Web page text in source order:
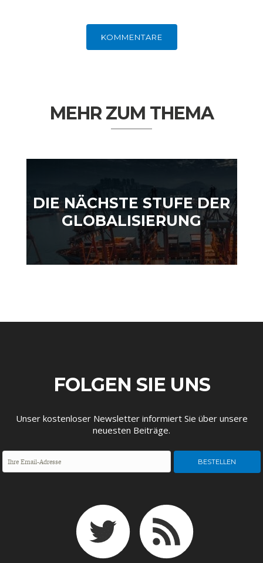
GERMANOMICS
DIGITALISIERUNG
HÖRSAAL
KOMMENTARE
MEHR ZUM THEMA
DIE NÄCHSTE STUFE DER
GLOBALISIERUNG
FOLGEN SIE UNS
Unser kostenloser Newsletter informiert Sie über unsere
neuesten Beiträge.